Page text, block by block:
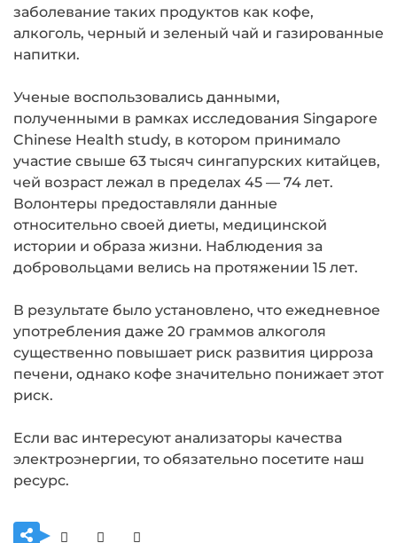
заболевание таких продуктов как кофе,
алкоголь, черный и зеленый чай и газированные
напитки.
Ученые воспользовались данными,
полученными в рамках исследования Singapore
Chinese Health study, в котором принимало
участие свыше 63 тысяч сингапурских китайцев,
чей возраст лежал в пределах 45 — 74 лет.
Волонтеры предоставляли данные
относительно своей диеты, медицинской
истории и образа жизни. Наблюдения за
добровольцами велись на протяжении 15 лет.
В результате было установлено, что ежедневное
употребления даже 20 граммов алкоголя
существенно повышает риск развития цирроза
печени, однако кофе значительно понижает этот
риск.
Если вас интересуют анализаторы качества
электроэнергии, то обязательно посетите наш
ресурс.